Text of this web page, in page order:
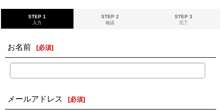
STEP 1
入力
STEP 2
確認
STEP 3
完了
お名前 [必須]
メールアドレス [必須]